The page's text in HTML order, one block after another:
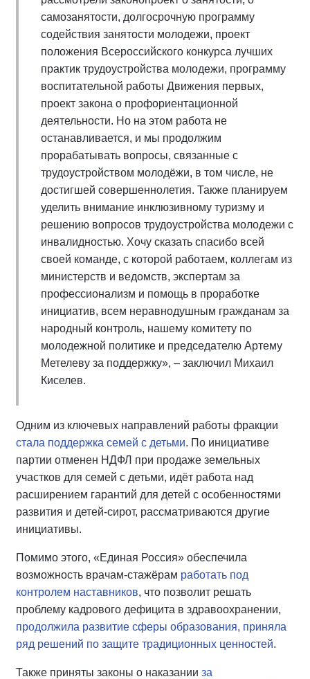
самозанятости, долгосрочную программу
содействия занятости молодежи, проект
положения Всероссийского конкурса лучших
практик трудоустройства молодежи, программу
воспитательной работы Движения первых,
проект закона о профориентационной
деятельности. Но на этом работа не
останавливается, и мы продолжим
прорабатывать вопросы, связанные с
трудоустройством молодёжи, в том числе, не
достигшей совершеннолетия. Также планируем
уделить внимание инклюзивному туризму и
решению вопросов трудоустройства молодежи с
инвалидностью. Хочу сказать спасибо всей
своей команде, с которой работаем, коллегам из
министерств и ведомств, экспертам за
профессионализм и помощь в проработке
инициатив, всем неравнодушным гражданам за
народный контроль, нашему комитету по
молодежной политике и председателю Артему
Метелеву за поддержку», – заключил Михаил
Киселев.
Одним из ключевых направлений работы фракции
стала поддержка семей с детьми. По инициативе
партии отменен НДФЛ при продаже земельных
участков для семей с детьми, идёт работа над
расширением гарантий для детей с особенностями
развития и детей-сирот, рассматриваются другие
инициативы.
Помимо этого, «Единая Россия» обеспечила
возможность врачам-стажёрам работать под
контролем наставников, что позволит решать
проблему кадрового дефицита в здравоохранении,
продолжила развитие сферы образования, приняла
ряд решений по защите традиционных ценностей.
Также приняты законы о наказании за